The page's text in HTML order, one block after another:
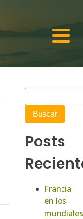
Posts
Francia
en los
mundiales